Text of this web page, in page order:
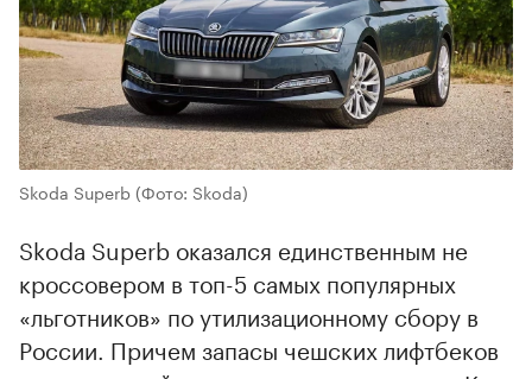
Skoda Superb(Фото: Skoda)
Skoda Superb оказался единственным не
кроссовером в топ-5 самых популярных
«льготников» по утилизационному сбору в
России. Причем запасы чешских лифтбеков